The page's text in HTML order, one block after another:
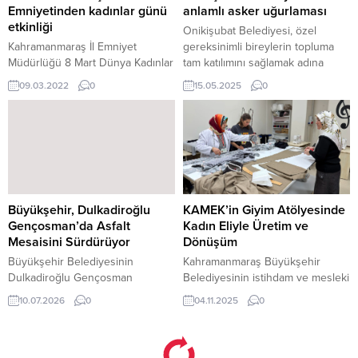
Kahramanmaraş, kültür ve sanat
dolu günlere...
olarak düzenlediği etkinliklerle
manevi atmosferi
zenginleştirmeye devam ediyor.
Bu kapsamda Mehmet...
Emniyetinden kadınlar günü
etkinliği
Kahramanmaraş İl Emniyet
Müdürlüğü 8 Mart Dünya Kadınlar
Günü dolayısıyla bir etkinlik
düzenlendi.
09.03.2022 0
anlamlı asker uğurlaması
Onikişubat Belediyesi, özel
gereksinimli bireylerin topluma
tam katılımını sağlamak adına
anlamlı bir etkinliğe daha imza attı.
Hamidiye Bekir Topçuoğlu Özel
Eğitim ve Rehabilitasyon
Merkezi’nde eğitim gören down
sendromlu öğrenciler ile özel
ihtiyaç sahibi öğrenciler için
temsili asker uğurlama ve terhis
töreni düzenlendi. Ailelerin duygu
dolu anlar yaşadığı etkinlik,
katılımcılara unutulmaz...
15.05.2025 0
Büyükşehir, Dulkadiroğlu
Gençosman’da Asfalt
Mesaisini Sürdürüyor
Büyükşehir Belediyesinin
Dulkadiroğlu Gençosman
Mahallesi’nde sürdürdüğü asfalt
çalışmalarıyla 30001, 30002 ve
10.07.2026 0
KAMEK’in Giyim Atölyesinde
Kadın Eliyle Üretim ve
Dönüşüm
Kahramanmaraş Büyükşehir
Belediyesinin istihdam ve mesleki
eğitime yönelik önemli
projelerinden biri olan Meslek
yeni dönem eğitimleri tüm hızıyla
04.11.2025 0